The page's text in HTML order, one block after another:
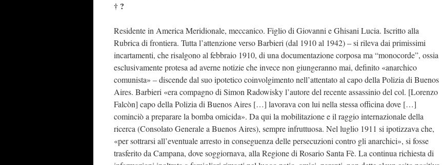
† ?
Residente in America Meridionale, meccanico. Figlio di Giovanni e Ghisani Lucia. Iscritto alla
Rubrica di frontiera. Tutta l’attenzione verso Barbieri (dal 1910 al 1942) – si rileva dai primissimi
incartamenti, che risalgono al febbraio 1910, di una documentazione corposa ma “monocorde”, ossia
esclusivamente protesa ad averne notizie che invece non giungeranno mai, definito «anarchico
comunista» – discende dal suo ipotetico coinvolgimento nell’attentato al capo della Polizia di Buenos
Aires. Barbieri «era compagno di Simon Radowisky l’autore del recente assassinio del col. [Lorenzo
Falcòn] capo della Polizia di Buenos Aires […] lavorava con lui nella stessa officina dove […]
cominciò a preparare la bomba omicida». Da qui la mobilitazione e il raggio internazionale della
ricerca (Consolato Generale a Buenos Aires), sempre infruttuosa. Nel luglio 1911 si ipotizzava che,
«per sottrarsi all’eventuale arresto in conseguenza delle persecuzioni contro gli anarchici», si fosse
trasferito da Campana, dove soggiornava, alla Regione di Rosario Santa Fè. La continua richiesta di